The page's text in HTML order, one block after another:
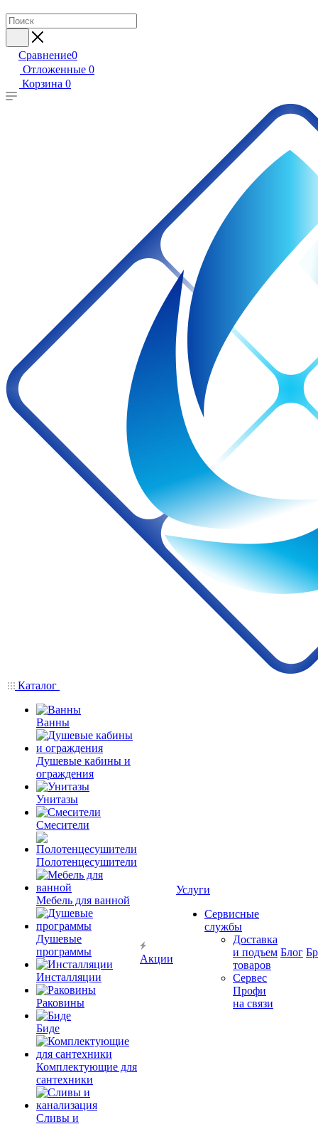
Сравнение0
Отложенные 0
Корзина 0
Каталог
Ванны
Душевые кабины и
ограждения
Унитазы
Смесители
Полотенцесушители
Мебель для ванной
Душевые
программы
Инсталляции
Раковины
Биде
Комплектующие для
сантехники
Сливы и
Акции
Услуги
Сервисные
службы
Доставка
и подъем
товаров
Сервес
Профи
на связи
Блог